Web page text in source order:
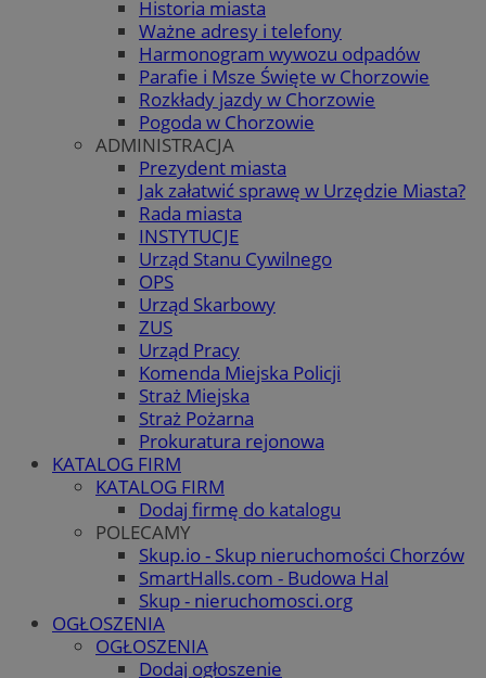
Historia miasta
Ważne adresy i telefony
Harmonogram wywozu odpadów
Parafie i Msze Święte w Chorzowie
Rozkłady jazdy w Chorzowie
Pogoda w Chorzowie
ADMINISTRACJA
Prezydent miasta
Jak załatwić sprawę w Urzędzie Miasta?
Rada miasta
INSTYTUCJE
Urząd Stanu Cywilnego
OPS
Urząd Skarbowy
ZUS
Urząd Pracy
Komenda Miejska Policji
Straż Miejska
Straż Pożarna
Prokuratura rejonowa
KATALOG FIRM
KATALOG FIRM
Dodaj firmę do katalogu
POLECAMY
Skup.io - Skup nieruchomości Chorzów
SmartHalls.com - Budowa Hal
Skup - nieruchomosci.org
OGŁOSZENIA
OGŁOSZENIA
Dodaj ogłoszenie